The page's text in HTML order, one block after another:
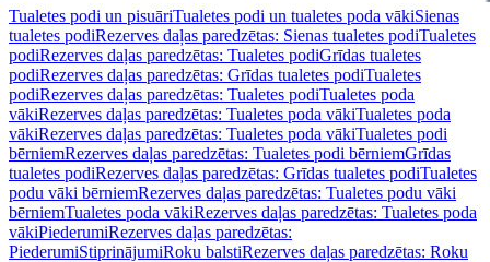
Tualetes podi un pisuāriTualetes podi un tualetes poda vākiSienas
tualetes podiRezerves daļas paredzētas: Sienas tualetes podiTualetes
podiRezerves daļas paredzētas: Tualetes podiGrīdas tualetes
podiRezerves daļas paredzētas: Grīdas tualetes podiTualetes
podiRezerves daļas paredzētas: Tualetes podiTualetes poda
vākiRezerves daļas paredzētas: Tualetes poda vākiTualetes poda
vākiRezerves daļas paredzētas: Tualetes poda vākiTualetes podi
bērniemRezerves daļas paredzētas: Tualetes podi bērniemGrīdas
tualetes podiRezerves daļas paredzētas: Grīdas tualetes podiTualetes
podu vāki bērniemRezerves daļas paredzētas: Tualetes podu vāki
bērniemTualetes poda vākiRezerves daļas paredzētas: Tualetes poda
vākiPiederumiRezerves daļas paredzētas:
PiederumiStiprinājumiRoku balstiRezerves daļas paredzētas: Roku